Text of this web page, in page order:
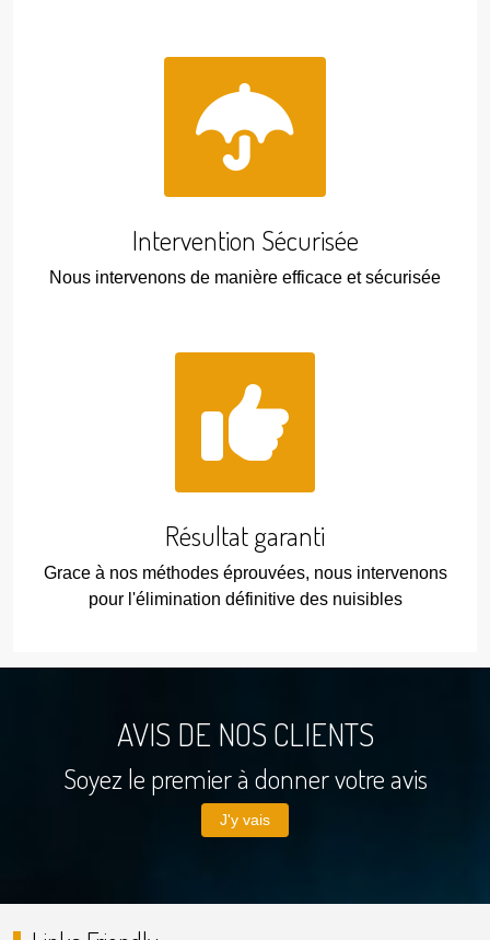
Intervention Sécurisée
Nous intervenons de manière efficace et sécurisée
Résultat garanti
Grace à nos méthodes éprouvées, nous intervenons
pour l'élimination définitive des nuisibles
AVIS DE NOS CLIENTS
Soyez le premier à donner votre avis
J'y vais